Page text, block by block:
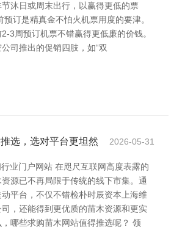
沐日或周末出行，以赢得更低的票
订是精真金不怕火机票用度的要津。
3周预订机票不错赢得更低廉的价钱。
司推出的促销四肢，如“双
选，选对平台更坦然 2026-05-31
业门户网站 在咫尺互联网高度表露的
源已不再局限于传统的线下市集。通
平台，不仅不错检朴时辰资本上海维
，还能得到更优质的苗木资源和更实
哪些求购苗木网站值得推选呢？ 领